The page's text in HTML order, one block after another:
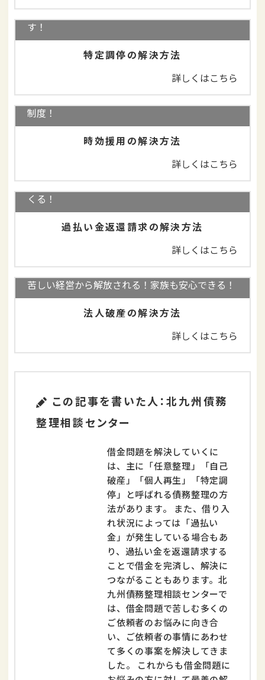
司法書士に依頼せずにご自身で行うことができま
す！
特定調停の解決方法
詳しくはこちら
借金を返済しなくてよいことがある！消滅時効の
制度！
時効援用の解決方法
詳しくはこちら
完済していても大丈夫！払いすぎた利息が返って
くる！
過払い金返還請求の解決方法
詳しくはこちら
苦しい経営から解放される！家族も安心できる！
法人破産の解決方法
詳しくはこちら
この記事を書いた人：北九州債務
整理相談センター
借金問題を解決していくに
は、主に「任意整理」「自己
破産」「個人再生」「特定調
停」と呼ばれる債務整理の方
法があります。 また、借り入
れ状況によっては「過払い
金」が発生している場合もあ
り、過払い金を返還請求する
ことで借金を完済し、解決に
つながることもあります。北
九州債務整理相談センターで
は、借金問題で苦しむ多くの
ご依頼者のお悩みに向き合
い、ご依頼者の事情にあわせ
て多くの事案を解決してきま
した。 これからも借金問題に